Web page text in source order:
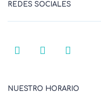
REDES SOCIALES
NUESTRO HORARIO